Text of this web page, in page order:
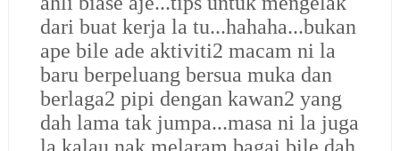
dari buat kerja la tu...hahaha...bukan
ape bile ade aktiviti2 macam ni la
baru berpeluang bersua muka dan
berlaga2 pipi dengan kawan2 yang
dah lama tak jumpa...masa ni la juga
la kalau nak melaram bagai bile dah